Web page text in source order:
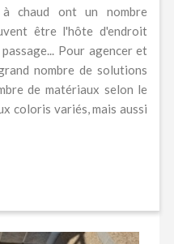
chaud ont un nombre
être l'hôte d'endroit
Pour agencer et
nombre de solutions
de matériaux selon le
coloris variés, mais aussi